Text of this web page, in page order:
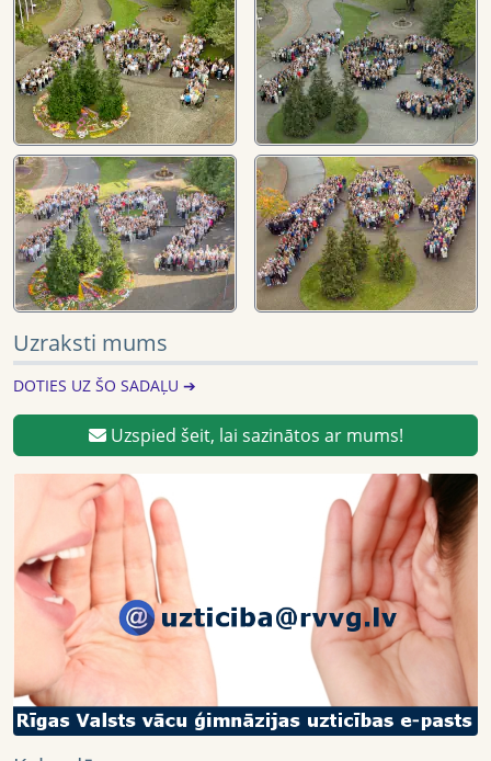
Uzraksti mums
DOTIES UZ ŠO SADAĻU ➔
Uzspied šeit, lai sazinātos ar mums!